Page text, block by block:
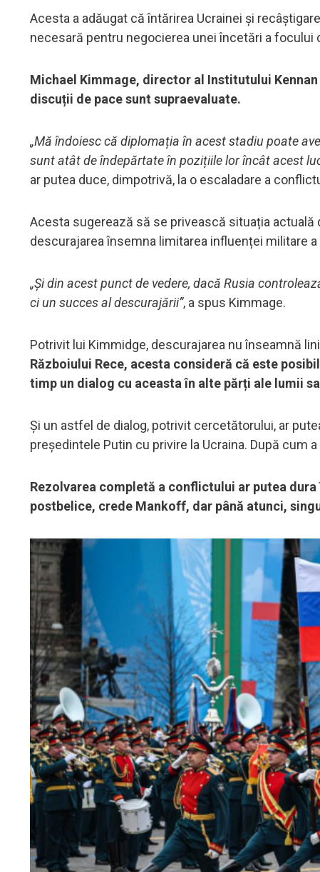
Acesta a adăugat că întărirea Ucrainei și
necesară pentru negocierea unei încetări a focului
Michael Kimmage, director al Institutului
discuții de pace sunt supraevaluate.
„Mă îndoiesc că diplomația în acest stadiu poate
sunt atât de îndepărtate în pozițiile lor încât acest
ar putea duce, dimpotrivă, la o escaladare a
Acesta sugerează să se privească situația
descurajarea însemna limitarea influenței militare a
„Și din acest punct de vedere, dacă Rusia
ci un succes al descurajării”, a spus Kimmage.
Potrivit lui Kimmidge, descurajarea nu înseamnă
Războiului Rece, acesta consideră că este
timp un dialog cu aceasta în alte părți ale lumii
Și un astfel de dialog, potrivit cercetătorului, ar
președintele Putin cu privire la Ucraina. După cum
Rezolvarea completă a conflictului ar putea
postbelice, crede Mankoff, dar până atunci,